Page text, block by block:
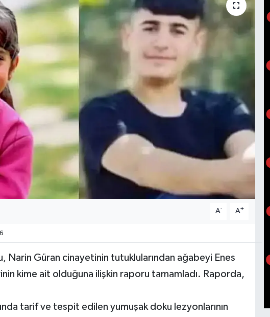
A- A+
Narin Güran cinayetinin tutuklularından ağabeyi Enes
kime ait olduğuna ilişkin raporu tamamladı. Raporda,
tarif ve tespit edilen yumuşak doku lezyonlarının